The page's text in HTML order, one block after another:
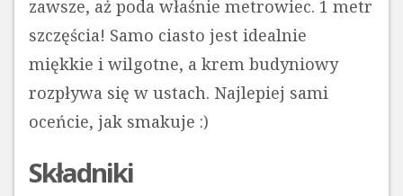
zawsze, aż poda właśnie metrowiec. 1 metr
szczęścia! Samo ciasto jest idealnie
miękkie i wilgotne, a krem budyniowy
rozpływa się w ustach. Najlepiej sami
oceńcie, jak smakuje :)
Składniki